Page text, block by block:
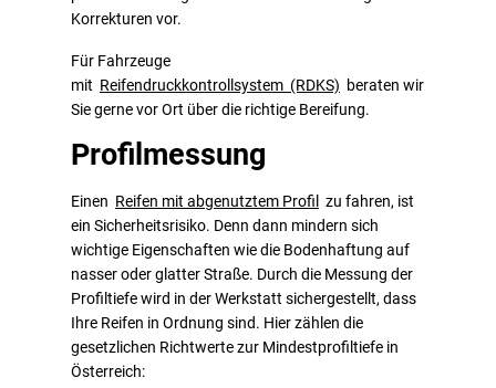
Korrekturen vor.
Für Fahrzeuge
mit Reifendruckkontrollsystem (RDKS) beraten wir
Sie gerne vor Ort über die richtige Bereifung.
Profilmessung
Einen Reifen mit abgenutztem Profil
zu fahren, ist
ein Sicherheitsrisiko. Denn dann mindern sich
wichtige Eigenschaften wie die Bodenhaftung auf
nasser oder glatter Straße. Durch die Messung der
Profiltiefe wird in der Werkstatt sichergestellt, dass
Ihre Reifen in Ordnung sind. Hier zählen die
gesetzlichen Richtwerte zur Mindestprofiltiefe in
Österreich: